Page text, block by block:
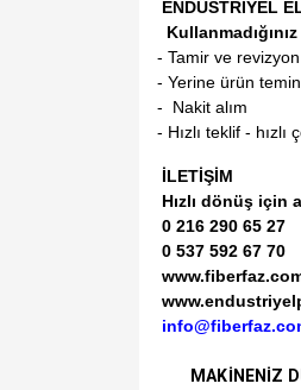
ENDÜSTRİYEL
- Tamir ve revizyon
- Yerine ürün
- Nakit alım
- Hızlı teklif - hızlı
İLETİŞİM
Hızlı dönüş için
0 216 290 65 27
0 537 592 67 70
MAKİNENİZ